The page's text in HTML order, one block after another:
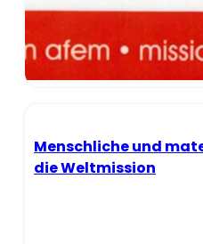
Menschliche und
die Weltmission